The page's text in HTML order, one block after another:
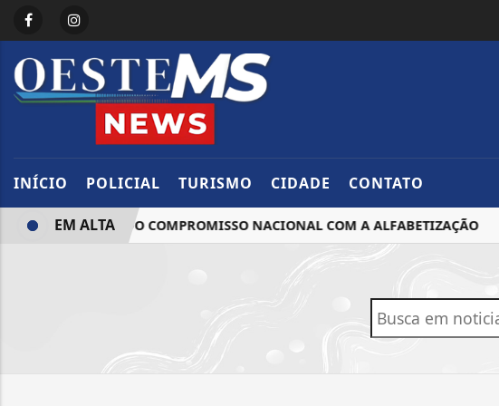
INÍCIO POLICIAL TURISMO CIDADE CONTATO
SELO OURO DO COMPROMISSO NACIONAL COM A ALFABETIZAÇÃO
EM ALTA